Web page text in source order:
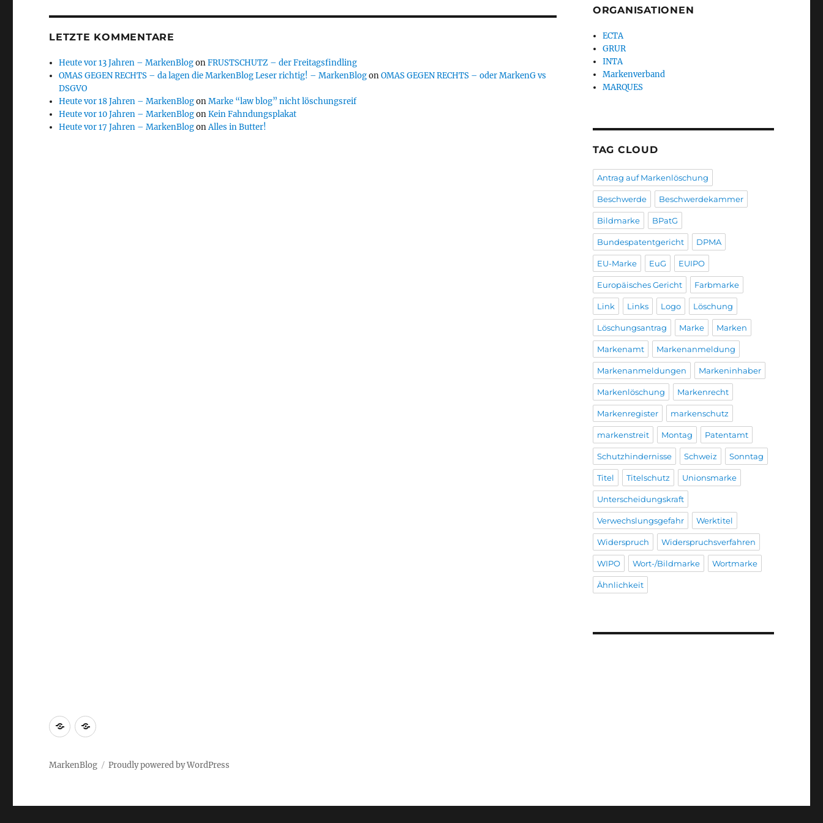
LETZTE KOMMENTARE
Heute vor 13 Jahren – MarkenBlogonFRUSTSCHUTZ – der Freitagsfindling
OMAS GEGEN RECHTS – da lagen die MarkenBlog Leser richtig! – MarkenBlogonOMAS GEGEN RECHTS – oder MarkenG vs
DSGVO
Heute vor 18 Jahren – MarkenBlogonMarke “law blog” nicht löschungsreif
Heute vor 10 Jahren – MarkenBlogonKein Fahndungsplakat
Heute vor 17 Jahren – MarkenBlogonAlles in Butter!
ORGANISATIONEN
ECTA
GRUR
INTA
Markenverband
MARQUES
TAG CLOUD
Antrag auf Markenlöschung
Beschwerde Beschwerdekammer
Bildmarke BPatG
Bundespatentgericht DPMA
EU-Marke EuG EUIPO
Europäisches Gericht Farbmarke
Link Links Logo Löschung
Löschungsantrag Marke Marken
Markenamt Markenanmeldung
Markenanmeldungen Markeninhaber
Markenlöschung Markenrecht
Markenregister markenschutz
markenstreit Montag Patentamt
Schutzhindernisse Schweiz Sonntag
Titel Titelschutz Unionsmarke
Unterscheidungskraft
Verwechslungsgefahr Werktitel
Widerspruch Widerspruchsverfahren
WIPO Wort-/Bildmarke Wortmarke
Ähnlichkeit
Markenrecherche
Gastbeiträge
MarkenBlog Proudly powered by WordPress